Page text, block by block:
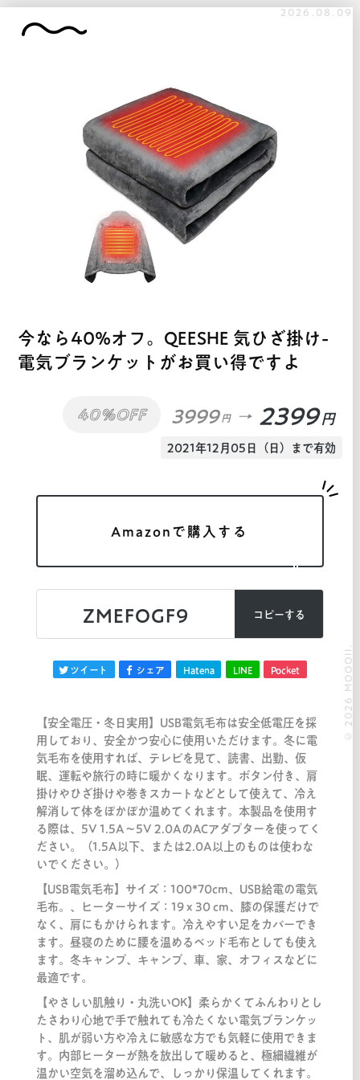
2026.08.09
今なら40%オフ。QEESHE 気ひざ掛け-
電気ブランケットがお買い得ですよ
40%OFF 3999 円 2399 円
2021年12月05日（日）まで有効
Amazonで購入する
ZMEFOGF9 コピーする
ツイート シェア Hatena LINE Pocket
【安全電圧・冬日実用】USB電気毛布は安全低電圧を採
用しており、安全かつ安心に使用いただけます。冬に電
気毛布を使用すれば、テレビを見て、読書、出勤、仮
眠、運転や旅行の時に暖かくなります。ボタン付き、肩
掛けやひざ掛けや巻きスカートなどとして使えて、冷え
解消して体をぽかぽか温めてくれます。本製品を使用す
る際は、5V 1.5A～5V 2.0AのACアダプターを使ってく
ださい。（1.5A以下、または2.0A以上のものは使わな
いでください。）
【USB電気毛布】サイズ：100*70cm、USB給電の電気
毛布。、ヒーターサイズ：19 x 30 cm、膝の保護だけで
なく、肩にもかけられます。冷えやすい足をカバーでき
ます。昼寝のために腰を温めるベッド毛布としても使え
ます。冬キャンプ、キャンプ、車、家、オフィスなどに
最適です。
【やさしい肌触り・丸洗いOK】柔らかくてふんわりとし
たさわり心地で手で触れても冷たくない電気ブランケッ
ト、肌が弱い方や冷えに敏感な方でも気軽に使用できま
す。内部ヒーターが熱を放出して暖めると、極細繊維が
温かい空気を溜め込んで、しっかり保温してくれます。
© 2026 MOOOII.